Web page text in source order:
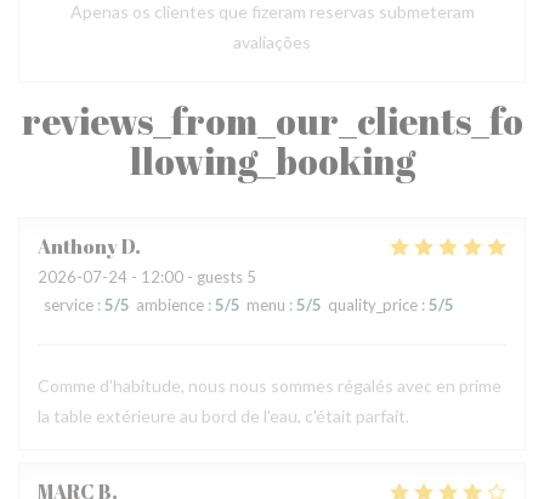
reviews_from_our_clients_fo
llowing_booking
AnthonyD
2026-07-24 - 12:00 - guests 5
service : 5/5 ambience : 5/5 menu : 5/5 quality_price : 5/5
Comme d'habitude, nous nous sommes régalés avec en prime
la table extérieure au bord de l'eau, c'était parfait.
MARCB
Apenas os clientes que fizeram reservas submeteram
avaliações